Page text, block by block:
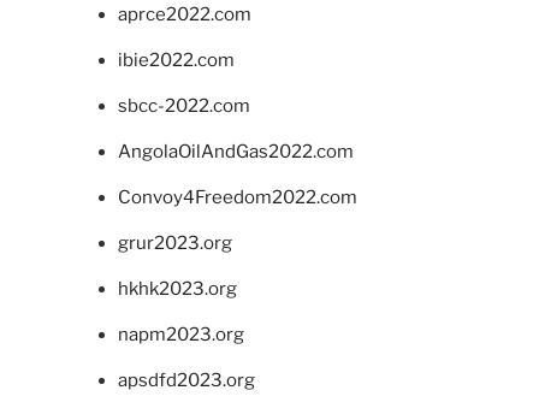
aprce2022.com
ibie2022.com
sbcc-2022.com
AngolaOilAndGas2022.com
Convoy4Freedom2022.com
grur2023.org
hkhk2023.org
napm2023.org
apsdfd2023.org